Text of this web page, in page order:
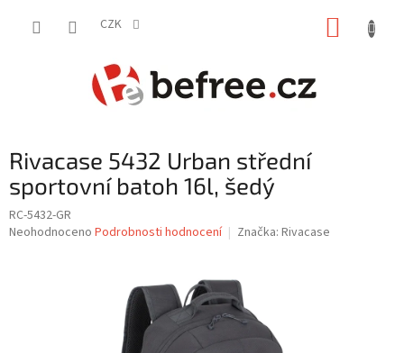
CZK
Rivacase 5432 Urban střední
sportovní batoh 16l, šedý
RC-5432-GR
Průměrné
Neohodnoceno Podrobnosti hodnocení Značka: Rivacase